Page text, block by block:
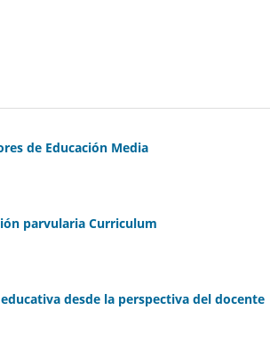
de Educación Media
parvularia Curriculum
desde la perspectiva del docente